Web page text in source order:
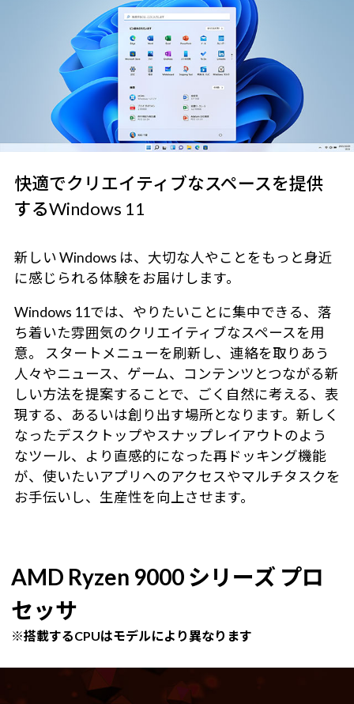
快適でクリエイティブなスペースを提供
するWindows 11
新しい Windows は、大切な人やことをもっと身近
に感じられる体験をお届けします。
Windows 11では、やりたいことに集中できる、落
ち着いた雰囲気のクリエイティブなスペースを用
意。 スタートメニューを刷新し、連絡を取りあう
人々やニュース、ゲーム、コンテンツとつながる新
しい方法を提案することで、ごく自然に考える、表
現する、あるいは創り出す場所となります。新しく
なったデスクトップやスナップレイアウトのよう
なツール、より直感的になった再ドッキング機能
が、使いたいアプリへのアクセスやマルチタスクを
お手伝いし、生産性を向上させます。
AMD Ryzen 9000 シリーズ プロ
セッサ
※搭載するCPUはモデルにより異なります